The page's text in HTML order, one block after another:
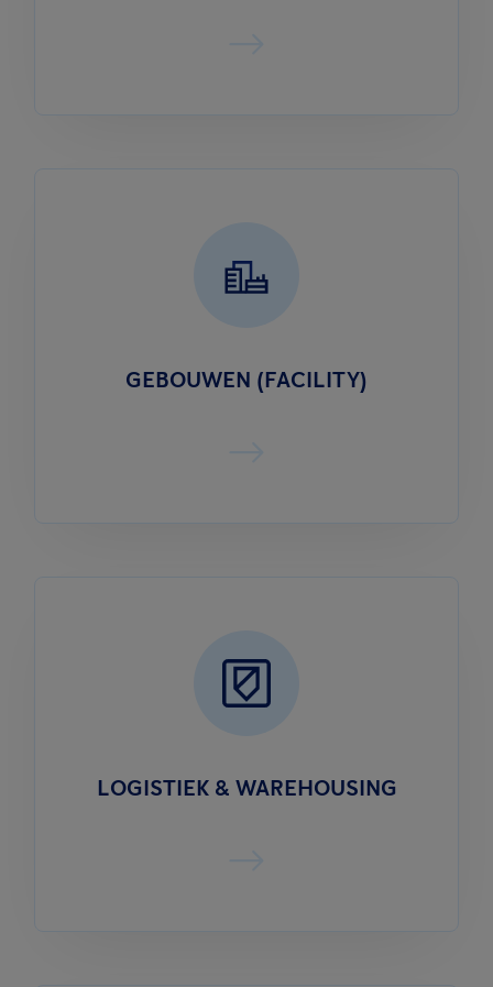
GEBOUWEN (FACILITY)
LOGISTIEK & WAREHOUSING